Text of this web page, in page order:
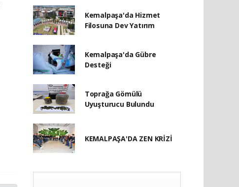
Kemalpaşa'da Hizmet
Filosuna Dev Yatırım
Kemalpaşa'da Gübre
Desteği
Toprağa Gömülü
Uyuşturucu Bulundu
KEMALPAŞA'DA ZEN KRİZİ